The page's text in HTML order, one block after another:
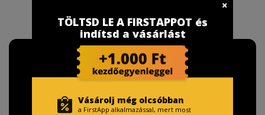
TÖLTSD LE A FIRSTAPPOT és
indítsd a vásárlást
Vásárolj még olcsóbban
a FirstApp alkalmazással, mert most